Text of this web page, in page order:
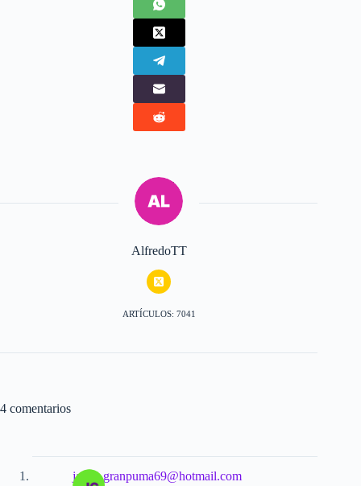
AlfredoTT
ARTÍCULOS: 7041
4 comentarios
jaimegranpuma69@hotmail.com